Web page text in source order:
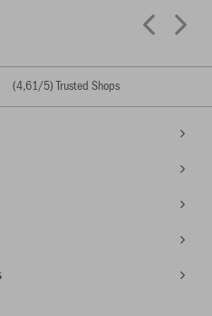
(4,61/5) Trusted Shops